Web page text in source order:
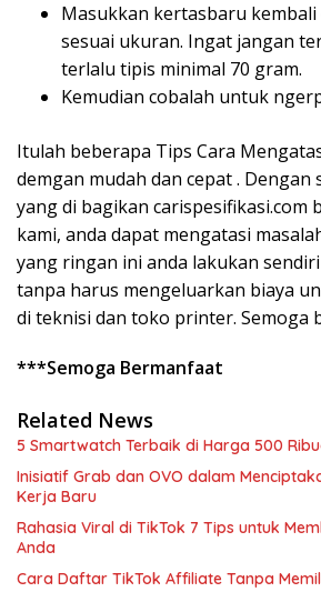
Masukkan kertasbaru
sesuai ukuran. Ingat jangan
terlalu tipis minimal 70 gram.
Kemudian cobalah untuk
Itulah beberapa Tips Cara
demgan mudah dan cepat . Dengan
yang di bagikan carispesifikasi.com
kami, anda dapat mengatasi
yang ringan ini anda lakukan
tanpa harus mengeluarkan biaya
di teknisi dan toko printer. Semoga
***Semoga Bermanfaat
Related News
5 Smartwatch Terbaik di Harga 500
Inisiatif Grab dan OVO dalam
Kerja Baru
Rahasia Viral di TikTok 7 Tips untuk
Anda
Cara Daftar TikTok Affiliate Tanpa